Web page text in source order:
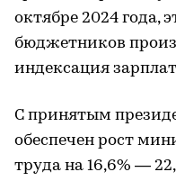
октябре 2024 года,
бюджетников
индексация зарплат
С принятым
обеспечен рост
труда на 16,6% —